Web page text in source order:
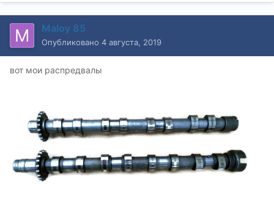
Maloy 85
Опубликовано 4 августа, 2019
вот мои распредвалы